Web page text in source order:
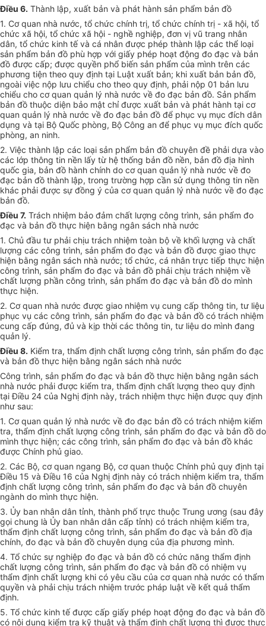
Điều 6. Thành lập, xuất bản và phát hành sản phẩm bản đồ
1. Cơ quan nhà nước, tổ chức chính trị, tổ chức chính trị - xã hội, tổ
chức xã hội, tổ chức xã hội - nghề nghiệp, đơn vị vũ trang nhân
dân, tổ chức kinh tế và cá nhân được phép thành lập các thể loại
sản phẩm bản đồ phù hợp với giấy phép hoạt động đo đạc và bản
đồ được cấp; được quyền phổ biến sản phẩm của mình trên các
phương tiện theo quy định tại Luật xuất bản; khi xuất bản bản đồ,
ngoài việc nộp lưu chiểu cho theo quy định, phải nộp 01 bản lưu
chiểu cho cơ quan quản lý nhà nước về đo đạc bản đồ. Sản phẩm
bản đồ thuộc diện bảo mật chỉ được xuất bản và phát hành tại cơ
quan quản lý nhà nước về đo đạc bản đồ để phục vụ mục đích dân
dụng và tại Bộ Quốc phòng, Bộ Công an để phục vụ mục đích quốc
phòng, an ninh.
2. Việc thành lập các loại sản phẩm bản đồ chuyên đề phải dựa vào
các lớp thông tin nền lấy từ hệ thống bản đồ nền, bản đồ địa hình
quốc gia, bản đồ hành chính do cơ quan quản lý nhà nước về đo
đạc bản đồ thành lập, trong trường hợp cần sử dụng thông tin nền
khác phải được sự đồng ý của cơ quan quản lý nhà nước về đo đạc
bản đồ.
Điều 7. Trách nhiệm bảo đảm chất lượng công trình, sản phẩm đo
đạc và bản đồ thực hiện bằng ngân sách nhà nước
1. Chủ đầu tư phải chịu trách nhiệm toàn bộ về khối lượng và chất
lượng các công trình, sản phẩm đo đạc và bản đồ được giao thực
hiện bằng ngân sách nhà nước; tổ chức, cá nhân trực tiếp thực hiện
công trình, sản phẩm đo đạc và bản đồ phải chịu trách nhiệm về
chất lượng phần công trình, sản phẩm đo đạc và bản đồ do mình
thực hiện.
2. Cơ quan nhà nước được giao nhiệm vụ cung cấp thông tin, tư liệu
phục vụ các công trình, sản phẩm đo đạc và bản đồ có trách nhiệm
cung cấp đúng, đủ và kịp thời các thông tin, tư liệu do mình đang
quản lý.
Điều 8. Kiểm tra, thẩm định chất lượng công trình, sản phẩm đo đạc
và bản đồ thực hiện bằng ngân sách nhà nước
Công trình, sản phẩm đo đạc và bản đồ thực hiện bằng ngân sách
nhà nước phải được kiểm tra, thẩm định chất lượng theo quy định
tại Điều 24 của Nghị định này, trách nhiệm thực hiện được quy định
như sau:
1. Cơ quan quản lý nhà nước về đo đạc bản đồ có trách nhiệm kiểm
tra, thẩm định chất lượng công trình, sản phẩm đo đạc và bản đồ do
mình thực hiện; các công trình, sản phẩm đo đạc và bản đồ khác
được Chính phủ giao.
2. Các Bộ, cơ quan ngang Bộ, cơ quan thuộc Chính phủ quy định tại
Điều 15 và Điều 16 của Nghị định này có trách nhiệm kiểm tra, thẩm
định chất lượng công trình, sản phẩm đo đạc và bản đồ chuyên
ngành do mình thực hiện.
3. Ủy ban nhân dân tỉnh, thành phố trực thuộc Trung ương (sau đây
gọi chung là Ủy ban nhân dân cấp tỉnh) có trách nhiệm kiểm tra,
thẩm định chất lượng công trình, sản phẩm đo đạc và bản đồ địa
chính, đo đạc và bản đồ chuyên dụng của địa phương mình.
4. Tổ chức sự nghiệp đo đạc và bản đồ có chức năng thẩm định
chất lượng công trình, sản phẩm đo đạc và bản đồ có nhiệm vụ
thẩm định chất lượng khi có yêu cầu của cơ quan nhà nước có thẩm
quyền và phải chịu trách nhiệm trước pháp luật về kết quả thẩm
định.
5. Tổ chức kinh tế được cấp giấy phép hoạt động đo đạc và bản đồ
có nội dung kiểm tra kỹ thuật và thẩm định chất lượng thì được thực